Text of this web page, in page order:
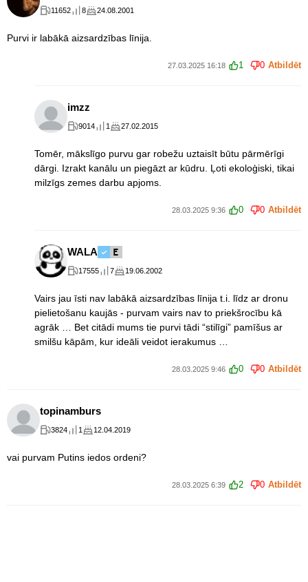
11652 8 24.08.2001
Purvi ir labākā aizsardzības līnija.
27.03.2025 16:18 1 0 Atbildēt
imzz
9014 1 27.02.2015
Tomēr, mākslīgo purvu gar robežu uztaisīt būtu pārmērīgi
dārgi. Izrakt kanālu un piegāzt ar kūdru. Ļoti ekoloģiski, tikai
milzīgs zemes darbu apjoms.
28.03.2025 9:36 0 0 Atbildēt
WALA
17555 7 19.06.2002
Vairs jau īsti nav labākā aizsardzības līnija t.i. līdz ar dronu
pielietošanu kaujās - purvam vairs nav to priekšrocību kā
agrāk … Bet citādi mums tie purvi tādi “stilīgi” pamīšus ar
smilšu kāpām, kur ideāli veidot ierakumus …
28.03.2025 9:46 0 0 Atbildēt
topinamburs
3824 1 12.04.2019
vai purvam Putins iedos ordeni?
28.03.2025 6:39 2 0 Atbildēt